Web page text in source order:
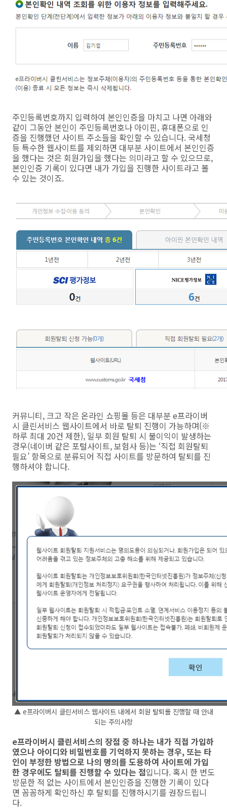
주민등록번호까지 입력하여 본인인증을 마치고 나면 아래와
같이 그동안 본인이 주민등록번호나 아이핀, 휴대폰으로 인
증을 진행했던 사이트 주소들을 확인할 수 있습니다. 국세청
등 특수한 웹사이트를 제외하면 대부분 사이트에서 본인인증
을 했다는 것은 회원가입을 했다는 의미라고 할 수 있으므로,
본인인증 기록이 있다면 내가 가입을 진행한 사이트라고 볼
수 있는 것이죠.
커뮤니티, 크고 작은 온라인 쇼핑몰 등은 대부분 e프라이버
시 클린서비스 웹사이트에서 바로 탈퇴 진행이 가능하며(※
하루 최대 20건 제한), 일부 회원 탈퇴 시 불이익이 발생하는
경우(네이버 같은 포털사이트, 보험사 등)는 ‘직접 회원탈퇴
필요’ 항목으로 분류되어 직접 사이트를 방문하여 탈퇴를 진
행하셔야 합니다.
▲ e프라이버시 클린서비스 웹사이트 내에서 회원 탈퇴를 진행할 때 안내
되는 주의사항
e프라이버시 클린서비스의 장점 중 하나는 내가 직접 가입하
였으나 아이디와 비밀번호를 기억하지 못하는 경우, 또는 타
인이 부정한 방법으로 나의 명의를 도용하여 사이트에 가입
한 경우에도 탈퇴를 진행할 수 있다는 점입니다. 혹시 한 번도
방문한 적 없는 사이트에서 본인인증을 진행한 기록이 있다
면 꼼꼼하게 확인하신 후 탈퇴를 진행하시기를 권장드립니
다.